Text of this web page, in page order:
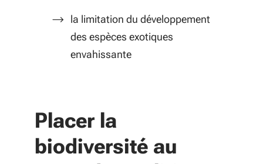
la limitation du développement
des espèces exotiques
envahissante
Placer la
biodiversité au